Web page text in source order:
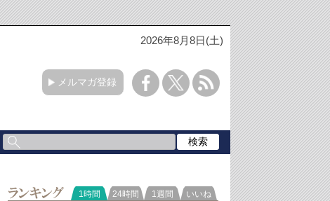
2026年8月8日(土)
メルマガ登録
ランキング
1時間 24時間 1週間 いいね